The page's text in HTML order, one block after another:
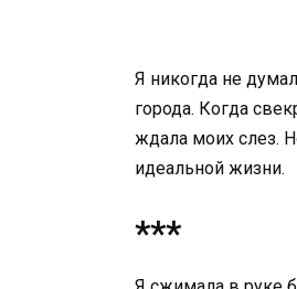
Я никогда не
города. Когда
ждала моих слез.
идеальной жизни.
***